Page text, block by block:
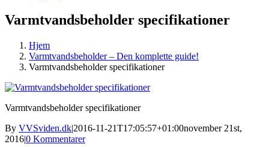
Varmtvandsbeholder specifikationer
Hjem
Varmtvandsbeholder – Den komplette guide!
Varmtvandsbeholder specifikationer
Varmtvandsbeholder specifikationer
By VVSviden.dk|2016-11-21T17:05:57+01:00november 21st,
2016|0 Kommentarer